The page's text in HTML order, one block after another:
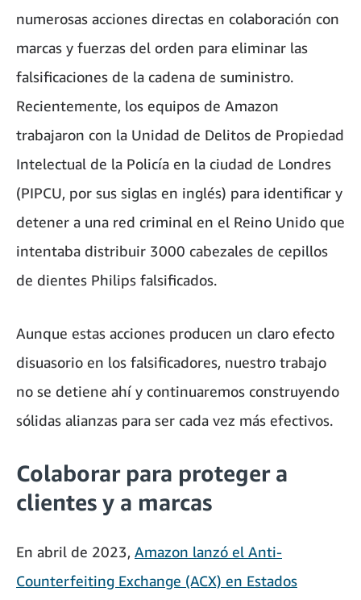
numerosas acciones directas en colaboración con
marcas y fuerzas del orden para eliminar las
falsificaciones de la cadena de suministro.
Recientemente, los equipos de Amazon
trabajaron con la Unidad de Delitos de Propiedad
Intelectual de la Policía en la ciudad de Londres
(PIPCU, por sus siglas en inglés) para identificar y
detener a una red criminal en el Reino Unido que
intentaba distribuir 3000 cabezales de cepillos
de dientes Philips falsificados.
Aunque estas acciones producen un claro efecto
disuasorio en los falsificadores, nuestro trabajo
no se detiene ahí y continuaremos construyendo
sólidas alianzas para ser cada vez más efectivos.
Colaborar para proteger a
clientes y a marcas
En abril de 2023, Amazon lanzó el Anti-
Counterfeiting Exchange (ACX) en Estados